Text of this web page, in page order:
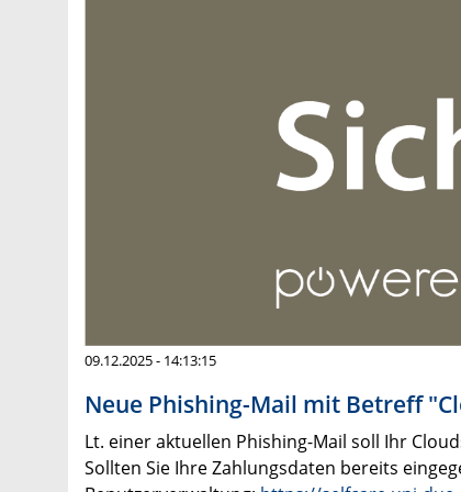
09.12.2025 - 14:13:15
Neue Phishing-Mail mit Betreff
Lt. einer aktuellen Phishing-Mail soll Ihr
Sollten Sie Ihre Zahlungsdaten bereits